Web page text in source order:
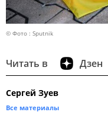
© Фото : Sputnik
Читать в Дзен
Сергей Зуев
Все материалы